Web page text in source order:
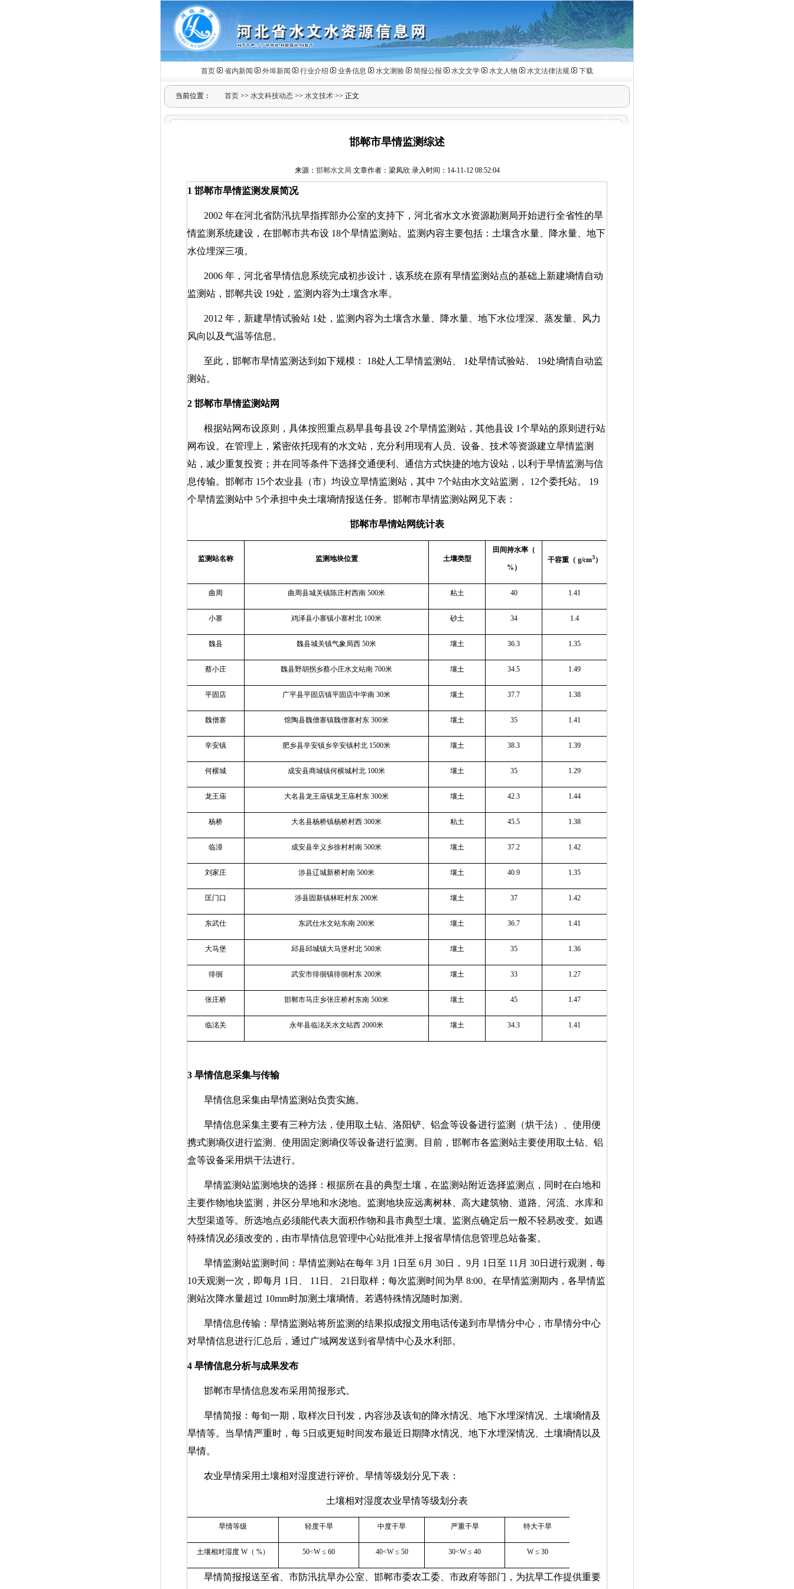
首页 省内新闻 外埠新闻 行业介绍 业务信息 水文测验 简报公报 水文文学 水文人物 水文法律法规 下载
当前位置： 首页 >> 水文科技动态 >> 水文技术 >> 正文
邯郸市旱情监测综述
来源： 邯郸水文局 文章作者：梁凤欣 录入时间：14-11-12 08:52:04
1 邯郸市旱情监测发展简况
2002 年在河北省防汛抗旱指挥部办公室的支持下，河北省水文水资源勘测局开始进行全省性的旱
情监测系统建设，在邯郸市共布设 18个旱情监测站。监测内容主要包括：土壤含水量、降水量、地下
水位埋深三项。
2006 年，河北省旱情信息系统完成初步设计，该系统在原有旱情监测站点的基础上新建墒情自动
监测站，邯郸共设 19处，监测内容为土壤含水率。
2012 年，新建旱情试验站 1处，监测内容为土壤含水量、降水量、地下水位埋深、蒸发量、风力
风向以及气温等信息。
至此，邯郸市旱情监测达到如下规模： 18处人工旱情监测站、 1处旱情试验站、 19处墒情自动监
测站。
2 邯郸市旱情监测站网
根据站网布设原则，具体按照重点易旱县每县设 2个旱情监测站，其他县设 1个旱站的原则进行站
网布设。在管理上，紧密依托现有的水文站，充分利用现有人员、设备、技术等资源建立旱情监测
站，减少重复投资；并在同等条件下选择交通便利、通信方式快捷的地方设站，以利于旱情监测与信
息传输。邯郸市 15个农业县（市）均设立旱情监测站，其中 7个站由水文站监测， 12个委托站。 19
个旱情监测站中 5个承担中央土壤墒情报送任务。邯郸市旱情监测站网见下表：
邯郸市旱情站网统计表
监测站名称 监测地块位置 土壤类型
田间持水率（
% ）
干容重（ g/cm3）
曲周 曲周县城关镇陈庄村西南 500米 粘土 40 1.41
小寨 鸡泽县小寨镇小寨村北 100米 砂土 34 1.4
魏县 魏县城关镇气象局西 50米 壤土 36.3 1.35
蔡小庄 魏县野胡拐乡蔡小庄水文站南 700米 壤土 34.5 1.49
平固店 广平县平固店镇平固店中学南 30米 壤土 37.7 1.38
魏僧寨 馆陶县魏僧寨镇魏僧寨村东 300米 壤土 35 1.41
辛安镇 肥乡县辛安镇乡辛安镇村北 1500米 壤土 38.3 1.39
何横城 成安县商城镇何横城村北 100米 壤土 35 1.29
龙王庙 大名县龙王庙镇龙王庙村东 300米 壤土 42.3 1.44
杨桥 大名县杨桥镇杨桥村西 300米 粘土 45.5 1.38
临漳 成安县辛义乡徐村村南 500米 壤土 37.2 1.42
刘家庄 涉县辽城新桥村南 500米 壤土 40.9 1.35
匡门口 涉县固新镇林旺村东 200米 壤土 37 1.42
东武仕 东武仕水文站东南 200米 壤土 36.7 1.41
大马堡 邱县邱城镇大马堡村北 500米 壤土 35 1.36
徘徊 武安市徘徊镇徘徊村东 200米 壤土 33 1.27
张庄桥 邯郸市马庄乡张庄桥村东南 500米 壤土 45 1.47
临洺关 永年县临洺关水文站西 2000米 壤土 34.3 1.41
3 旱情信息采集与传输
旱情信息采集由旱情监测站负责实施。
旱情信息采集主要有三种方法，使用取土钻、洛阳铲、铝盒等设备进行监测（烘干法）、使用便
携式测墒仪进行监测、使用固定测墒仪等设备进行监测。目前，邯郸市各监测站主要使用取土钻、铝
盒等设备采用烘干法进行。
旱情监测站监测地块的选择：根据所在县的典型土壤，在监测站附近选择监测点，同时在白地和
主要作物地块监测，并区分旱地和水浇地。监测地块应远离树林、高大建筑物、道路、河流、水库和
大型渠道等。所选地点必须能代表大面积作物和县市典型土壤。监测点确定后一般不轻易改变。如遇
特殊情况必须改变的，由市旱情信息管理中心站批准并上报省旱情信息管理总站备案。
旱情监测站监测时间：旱情监测站在每年 3月 1 日至 6月 30日， 9月 1 日至 11 月 30日进行观测，每
10天观测一次，即每月 1 日、 11 日、 21 日取样；每次监测时间为早 8:00。在旱情监测期内，各旱情监
测站次降水量超过 10mm时加测土壤墒情。若遇特殊情况随时加测。
旱情信息传输：旱情监测站将所监测的结果拟成报文用电话传递到市旱情分中心，市旱情分中心
对旱情信息进行汇总后，通过广域网发送到省旱情中心及水利部。
4 旱情信息分析与成果发布
邯郸市旱情信息发布采用简报形式。
旱情简报：每旬一期，取样次日刊发，内容涉及该旬的降水情况、地下水埋深情况、土壤墒情及
旱情等。当旱情严重时，每 5日或更短时间发布最近日期降水情况、地下水埋深情况、土壤墒情以及
旱情。
农业旱情采用土壤相对湿度进行评价。旱情等级划分见下表：
土壤相对湿度农业旱情等级划分表
旱情等级 轻度干旱 中度干旱 严重干旱 特大干旱
土壤相对湿度 W（ %） 50<W ≤ 60 40<W ≤ 50 30<W ≤ 40 W ≤ 30
旱情简报报送至省、市防汛抗旱办公室、邯郸市委农工委、市政府等部门，为抗旱工作提供重要